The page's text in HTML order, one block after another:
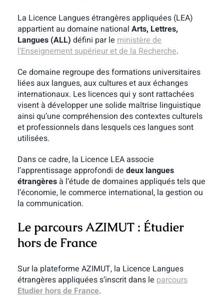
La Licence Langues étrangères appliquées (LEA)
appartient au domaine national Arts, Lettres,
Langues (ALL) défini par le ministère de
l’Enseignement supérieur et de la Recherche.
Ce domaine regroupe des formations universitaires
liées aux langues, aux cultures et aux échanges
internationaux. Les licences qui y sont rattachées
visent à développer une solide maîtrise linguistique
ainsi qu’une compréhension des contextes culturels
et professionnels dans lesquels ces langues sont
utilisées.
Dans ce cadre, la Licence LEA associe
l’apprentissage approfondi de deux langues
étrangèresà l’étude de domaines appliqués tels que
l’économie, le commerce international, la gestion ou
la communication.
Le parcours AZIMUT : Étudier
hors de France
Sur la plateforme AZIMUT, la Licence Langues
étrangères appliquées s’inscrit dans le parcours
Etudier hors de France.